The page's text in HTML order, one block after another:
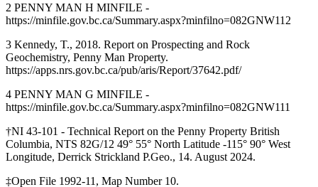
2 PENNY MAN H MINFILE -
https://minfile.gov.bc.ca/Summary.aspx?minfilno=082GNW112
3 Kennedy, T., 2018. Report on Prospecting and Rock
Geochemistry, Penny Man Property.
https://apps.nrs.gov.bc.ca/pub/aris/Report/37642.pdf/
4 PENNY MAN G MINFILE -
https://minfile.gov.bc.ca/Summary.aspx?minfilno=082GNW111
†NI 43-101 - Technical Report on the Penny Property British
Columbia, NTS 82G/12 49° 55° North Latitude -115° 90° West
Longitude, Derrick Strickland P.Geo., 14. August 2024.
‡Open File 1992-11, Map Number 10.